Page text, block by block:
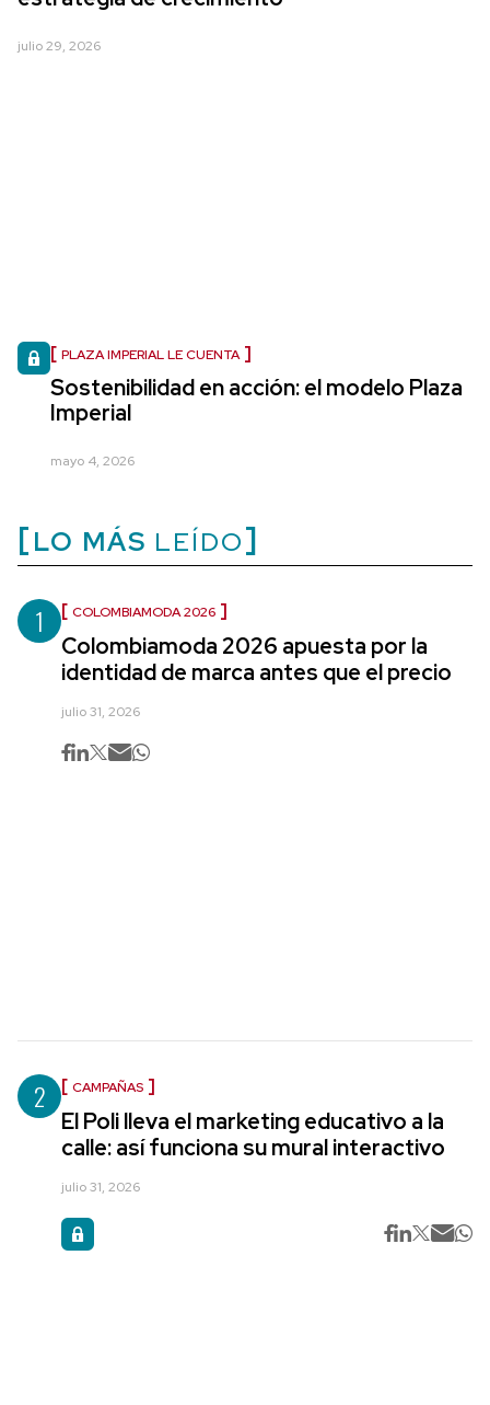
julio 29, 2026
PLAZA IMPERIAL LE CUENTA
Sostenibilidad en acción: el modelo Plaza
Imperial
mayo 4, 2026
LO MÁS LEÍDO
1 COLOMBIAMODA 2026
Colombiamoda 2026 apuesta por la
identidad de marca antes que el precio
julio 31, 2026
2 CAMPAÑAS
El Poli lleva el marketing educativo a la
calle: así funciona su mural interactivo
julio 31, 2026